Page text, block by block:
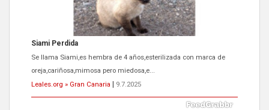
ADOPCIÓN URGENTE GATA TEROR GRAN CANARIA
El ayuntamiento se va a llevar a Los Gatos callejeros de la zona los
próximos días, ella incluida...
Leales.org » Gran Canaria
9.7.2025